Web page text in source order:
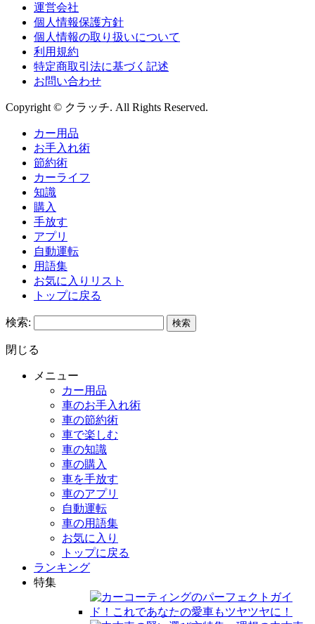
運営会社
個人情報保護方針
個人情報の取り扱いについて
利用規約
特定商取引法に基づく記述
お問い合わせ
Copyright © クラッチ. All Rights Reserved.
カー用品
お手入れ術
節約術
カーライフ
知識
購入
手放す
アプリ
自動運転
用語集
お気に入りリスト
トップに戻る
検索:
閉じる
メニュー
カー用品
車のお手入れ術
車の節約術
車で楽しむ
車の知識
車の購入
車を手放す
車のアプリ
自動運転
車の用語集
お気に入り
トップに戻る
ランキング
特集